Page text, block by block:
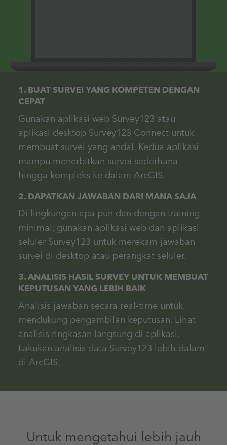
1. BUAT SURVEI YANG KOMPETEN DENGAN
CEPAT
Gunakan aplikasi web Survey123 atau
aplikasi desktop Survey123 Connect untuk
membuat survei yang andal. Kedua aplikasi
mampu menerbitkan survei sederhana
hingga kompleks ke dalam ArcGIS.
2. DAPATKAN JAWABAN DARI MANA SAJA
Di lingkungan apa pun dan dengan training
minimal, gunakan aplikasi web dan aplikasi
seluler Survey123 untuk merekam jawaban
survei di desktop atau perangkat seluler.
3. ANALISIS HASIL SURVEY UNTUK MEMBUAT
KEPUTUSAN YANG LEBIH BAIK
Analisis jawaban secara real-time untuk
mendukung pengambilan keputusan. Lihat
analisis ringkasan langsung di aplikasi.
Lakukan analisis data Survey123 lebih dalam
di ArcGIS.
Untuk mengetahui lebih jauh